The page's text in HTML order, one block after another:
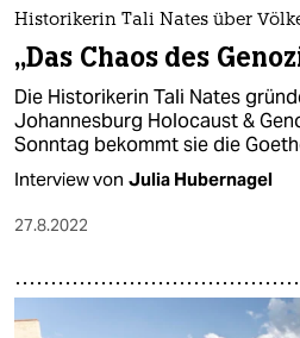
Historikerin Tali Nates über
„Das Chaos des
Die Historikerin Tali Nates
Johannesburg Holocaust &
Sonntag bekommt sie die
Interview von Julia Hubernagel
27.8.2022